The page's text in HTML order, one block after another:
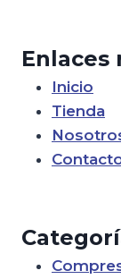
Enlaces
Inicio
Tienda